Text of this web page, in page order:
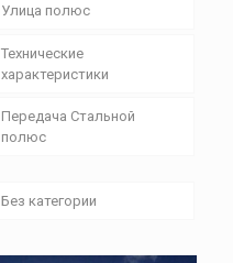
Улица полюс
Технические
характеристики
Передача Стальной
полюс
Без категории